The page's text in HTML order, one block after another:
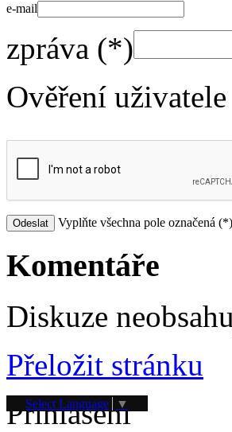
e-mail
zpráva (*)
Ověření
Vyplňte všechna pole označená (*)
Komentáře
Diskuze
Přeložit stránku
Select Language ▼
Přihlášení